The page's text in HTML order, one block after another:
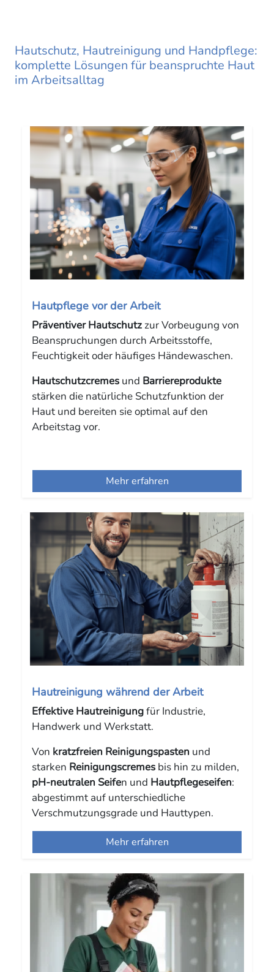
Hautschutz, Hautreinigung und Handpflege:
komplette Lösungen für beanspruchte Haut
im Arbeitsalltag
Hautpflege vor der Arbeit
Präventiver Hautschutz zur Vorbeugung von
Beanspruchungen durch Arbeitsstoffe,
Feuchtigkeit oder häufiges Händewaschen.
Hautschutzcremes und Barriereprodukte
stärken die natürliche Schutzfunktion der
Haut und bereiten sie optimal auf den
Arbeitstag vor.
Mehr erfahren
Hautreinigung während der Arbeit
Effektive Hautreinigungfür Industrie,
Handwerk und Werkstatt.
Von kratzfreien Reinigungspasten und
starken Reinigungscremes bis hin zu milden,
pH-neutralen Seifen und Hautpflegeseifen:
abgestimmt auf unterschiedliche
Verschmutzungsgrade und Hauttypen.
Mehr erfahren